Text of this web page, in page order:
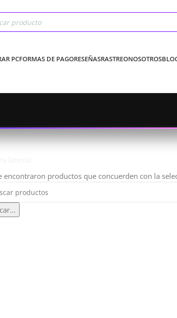
PCFORMAS DE PAGORESEÑASRASTREONOSOTROS
encontraron productos que concuerden con la